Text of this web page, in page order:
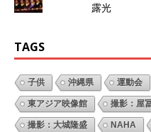
露光
TAGS
子供 沖縄県 運動会
東アジア映像館 撮影：屋
撮影：大城隆盛 NAHA